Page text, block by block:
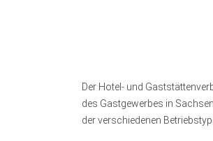
Der Hotel- und
des Gastgewerbes in
der verschiedenen